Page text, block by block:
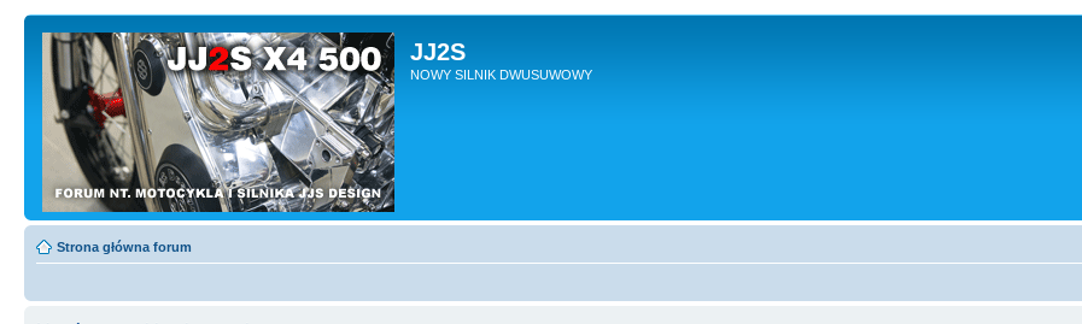
JJ2S
NOWY SILNIK DWUSUWOWY
Strona główna forum